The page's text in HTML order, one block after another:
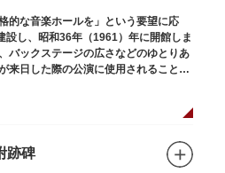
的な音楽ホールを」という要望に応
設し、昭和36年（1961）年に開館しま
バックステージの広さなどのゆとりあ
来日した際の公演に使用されることが
跡碑